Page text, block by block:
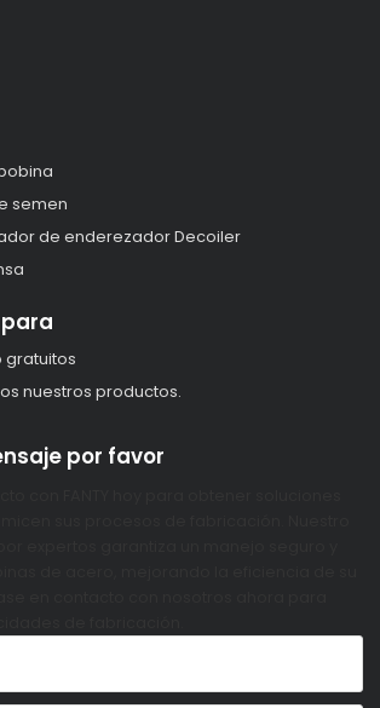
semen
de enderezador Decoiler
gratuitos
nuestros productos.
por favor